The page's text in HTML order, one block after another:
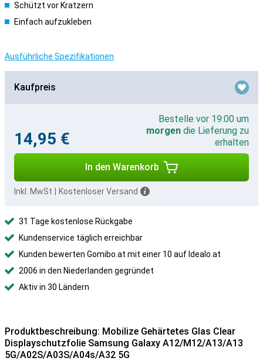
Schützt vor Kratzern
Einfach aufzukleben
Ausführliche Spezifikationen
Kaufpreis
14,95 €
Bestelle vor 19:00 um
morgen die Lieferung zu
erhalten
In den Warenkorb
Inkl. MwSt Kostenloser Versand
31 Tage kostenlose Rückgabe
Kundenservice täglich erreichbar
Kunden bewerten Gomibo.at mit einer 10 auf Idealo.at
2006 in den Niederlanden gegründet
Aktiv in 30 Ländern
Produktbeschreibung: Mobilize Gehärtetes Glas Clear
Displayschutzfolie Samsung Galaxy A12/M12/A13/A13
5G/A02S/A03S/A04s/A32 5G